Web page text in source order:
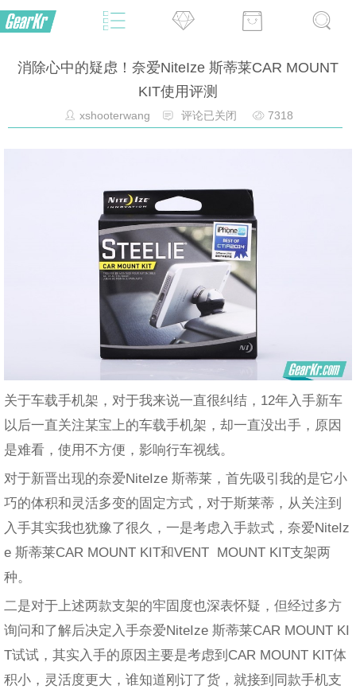
消除心中的疑虑！奈爱NiteIze 斯蒂莱CAR MOUNT
KIT使用评测
xshooterwang 评论已关闭 7318
关于车载手机架，对于我来说一直很纠结，12年入手新车
以后一直关注某宝上的车载手机架，却一直没出手，原因
是难看，使用不方便，影响行车视线。
对于新晋出现的奈爱NiteIze 斯蒂莱，首先吸引我的是它小
巧的体积和灵活多变的固定方式，对于斯莱蒂，从关注到
入手其实我也犹豫了很久，一是考虑入手款式，奈爱NiteIz
e 斯蒂莱CAR MOUNT KIT和VENT MOUNT KIT支架两
种。
二是对于上述两款支架的牢固度也深表怀疑，但经过多方
询问和了解后决定入手奈爱NiteIze 斯蒂莱CAR MOUNT KI
T试试，其实入手的原因主要是考虑到CAR MOUNT KIT体
积小，灵活度更大，谁知道刚订了货，就接到同款手机支